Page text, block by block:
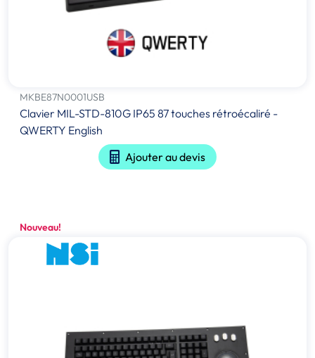
MKBE87N0001USB
Clavier MIL-STD-810G IP65 87 touches rétroécaliré -
QWERTY English
Ajouter au devis
Nouveau!